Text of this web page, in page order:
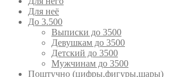
Для неё
До 3.500
Выписки до 3500
Девушкам до 3500
Детский до 3500
Мужчинам до 3500
Поштучно (цифры,фигуры,шары)